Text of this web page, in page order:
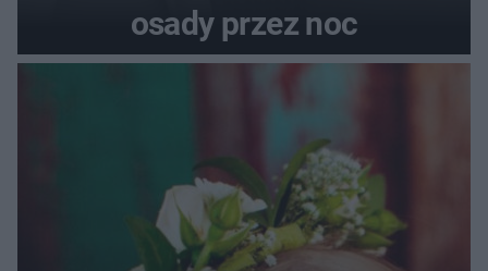
osady przez noc